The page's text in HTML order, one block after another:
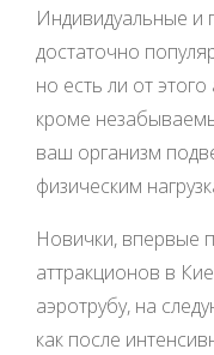
Индивидуальные и
достаточно
но есть ли от
кроме
ваш организм
физическим
Новички, впервые
аттракционов в
аэротрубу, на
как после